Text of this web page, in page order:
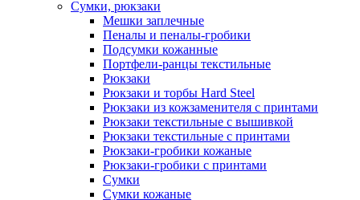
Сумки, рюкзаки
Мешки заплечные
Пеналы и пеналы-гробики
Подсумки кожанные
Портфели-ранцы текстильные
Рюкзаки
Рюкзаки и торбы Hard Steel
Рюкзаки из кожзаменителя с принтами
Рюкзаки текстильные с вышивкой
Рюкзаки текстильные с принтами
Рюкзаки-гробики кожаные
Рюкзаки-гробики с принтами
Сумки
Сумки кожаные